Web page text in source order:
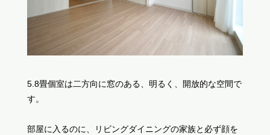
5.8畳個室は二方向に窓のある、明るく、開放的な空間で
す。
部屋に入るのに、リビングダイニングの家族と必ず顔を